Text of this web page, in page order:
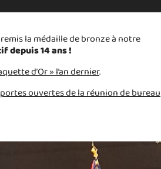
la médaille de bronze à notre
depuis 14 ans !
d’Or » l’an dernier.
portes ouvertes de la réunion de bureau